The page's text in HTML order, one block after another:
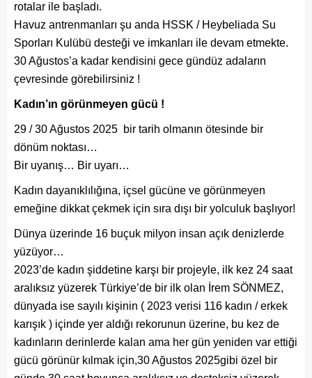
rotalar ile başladı.
Havuz antrenmanları şu anda HSSK / Heybeliada Su
Sporları Kulübü desteği ve imkanları ile devam etmekte.
30 Ağustos’a kadar kendisini gece gündüz adaların
çevresinde görebilirsiniz !
Kadın’ın görünmeyen gücü !
29 / 30 Ağustos 2025 bir tarih olmanın ötesinde bir
dönüm noktası…
Bir uyanış… Bir uyarı…
Kadın dayanıklılığına, içsel gücüne ve görünmeyen
emeğine dikkat çekmek için sıra dışı bir yolculuk başlıyor!
Dünya üzerinde 16 buçuk milyon insan açık denizlerde
yüzüyor…
2023’de kadın şiddetine karşı bir projeyle, ilk kez 24 saat
aralıksız yüzerek Türkiye’de bir ilk olan İrem SÖNMEZ,
dünyada ise sayılı kişinin ( 2023 verisi 116 kadın / erkek
karışık ) içinde yer aldığı rekorunun üzerine, bu kez de
kadınların derinlerde kalan ama her gün yeniden var ettiği
gücü görünür kılmak için,30 Ağustos 2025gibi özel bir